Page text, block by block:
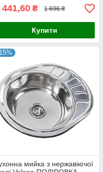
441,60 ₴ 1 696 ₴
Купити
мийка з нержавіючої